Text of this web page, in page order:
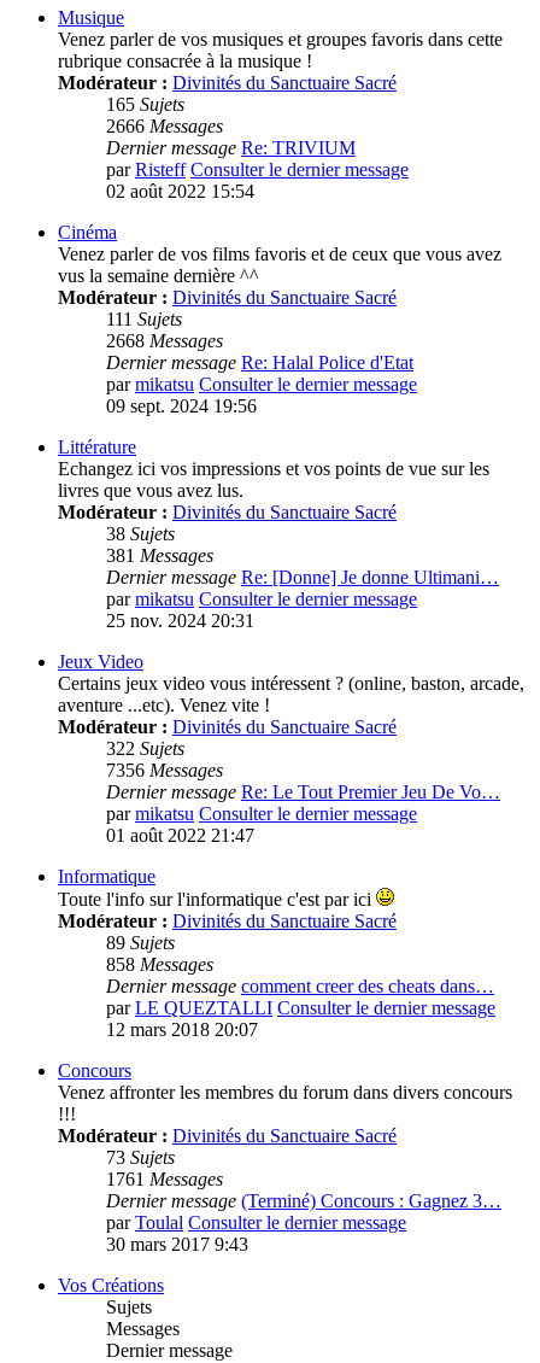
Musique
Venez parler de vos musiques et groupes favoris dans cette
rubrique consacrée à la musique !
Modérateur : Divinités du Sanctuaire Sacré
165 Sujets
2666 Messages
Dernier message Re: TRIVIUM
parRisteff Consulter le dernier message
02 août 2022 15:54
Cinéma
Venez parler de vos films favoris et de ceux que vous avez
vus la semaine dernière ^^
Modérateur : Divinités du Sanctuaire Sacré
111 Sujets
2668 Messages
Dernier message Re: Halal Police d'Etat
parmikatsu Consulter le dernier message
09 sept. 2024 19:56
Littérature
Echangez ici vos impressions et vos points de vue sur les
livres que vous avez lus.
Modérateur : Divinités du Sanctuaire Sacré
38 Sujets
381 Messages
Dernier message Re: [Donne] Je donne Ultimani…
parmikatsu Consulter le dernier message
25 nov. 2024 20:31
Jeux Video
Certains jeux video vous intéressent ? (online, baston, arcade,
aventure ...etc). Venez vite !
Modérateur : Divinités du Sanctuaire Sacré
322 Sujets
7356 Messages
Dernier message Re: Le Tout Premier Jeu De Vo…
parmikatsu Consulter le dernier message
01 août 2022 21:47
Informatique
Toute l'info sur l'informatique c'est par ici
Modérateur : Divinités du Sanctuaire Sacré
89 Sujets
858 Messages
Dernier message comment creer des cheats dans…
parLE QUEZTALLI Consulter le dernier message
12 mars 2018 20:07
Concours
Venez affronter les membres du forum dans divers concours
!!!
Modérateur : Divinités du Sanctuaire Sacré
73 Sujets
1761 Messages
Dernier message (Terminé) Concours : Gagnez 3…
parToulal Consulter le dernier message
30 mars 2017 9:43
Vos Créations
Sujets
Messages
Dernier message